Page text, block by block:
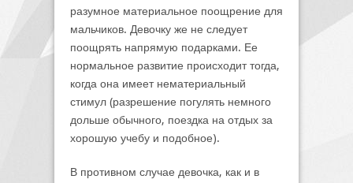
разумное материальное поощрение для
мальчиков. Девочку же не следует
поощрять напрямую подарками. Ее
нормальное развитие происходит тогда,
когда она имеет нематериальный
стимул (разрешение погулять немного
дольше обычного, поездка на отдых за
хорошую учебу и подобное).
В противном случае девочка, как и в